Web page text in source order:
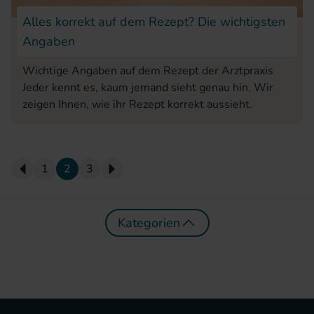
Alles korrekt auf dem Rezept? Die wichtigsten
Angaben
Wichtige Angaben auf dem Rezept der Arztpraxis
Jeder kennt es, kaum jemand sieht genau hin. Wir
zeigen Ihnen, wie ihr Rezept korrekt aussieht.
Previous Page
1 2 3 Nächste Seite
Kategorien